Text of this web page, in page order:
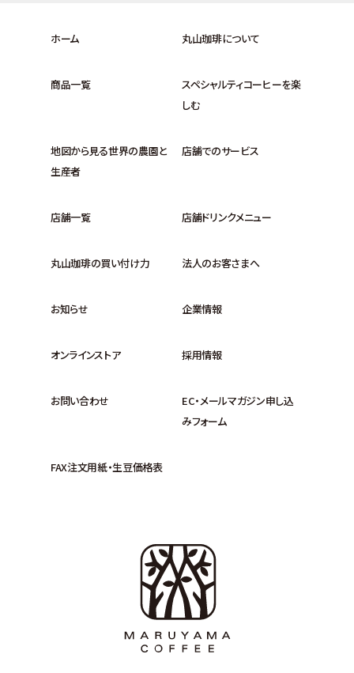
ホーム 丸山珈琲について
商品一覧
スペシャルティコーヒーを楽
しむ
地図から見る世界の農園と
生産者
店舗でのサービス
店舗一覧 店舗ドリンクメニュー
丸山珈琲の買い付け力 法人のお客さまへ
お知らせ 企業情報
オンラインストア 採用情報
お問い合わせ
EC・メールマガジン申し込
みフォーム
FAX注文用紙・生豆価格表